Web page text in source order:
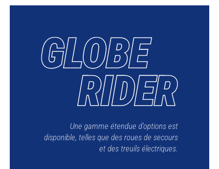
Une gamme étendue d'options est
disponible, telles que des roues de secours
et des treuils électriques.